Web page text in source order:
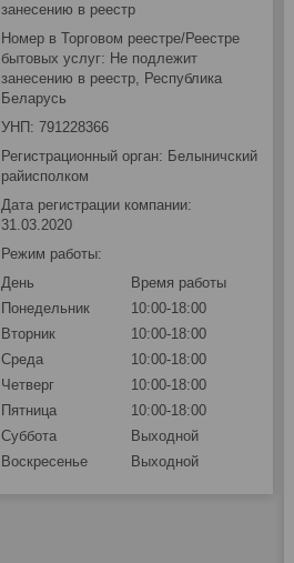
занесению в реестр
Номер в Торговом реестре/Реестре
бытовых услуг: Не подлежит
занесению в реестр, Республика
Беларусь
УНП: 791228366
Регистрационный орган: Белыничский
райисполком
Дата регистрации компании:
31.03.2020
Режим работы:
День
Время работы
Понедельник
10:00-18:00
Вторник
10:00-18:00
Среда
10:00-18:00
Четверг
10:00-18:00
Пятница
10:00-18:00
Суббота
Выходной
Воскресенье
Выходной